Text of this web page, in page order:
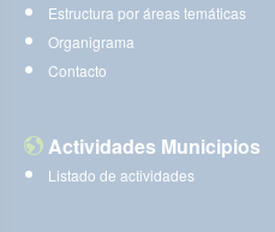
Estructura por áreas temáticas
Organigrama
Contacto
Actividades Municipios
Listado de actividades